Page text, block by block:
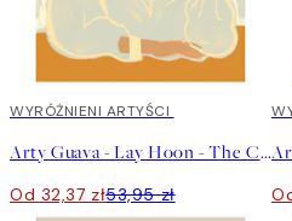
40%*
WYRÓŻNIENI ARTYŚCI
Arty Guava - Lay Hoon - The Chrysanthemum Plakat
Od 32,37 zł53,95 zł